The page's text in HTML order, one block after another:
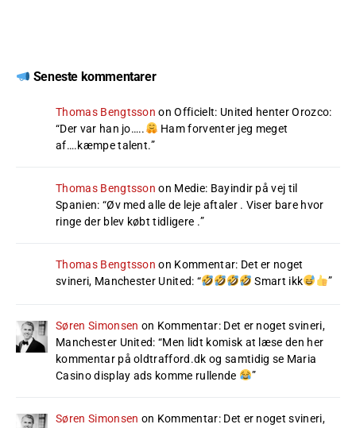
Seneste kommentarer
Thomas Bengtsson onOfficielt: United henter Orozco:
“Der var han jo…..
Ham forventer jeg meget
af….kæmpe talent.”
Thomas Bengtsson on Medie: Bayindir på vej til
Spanien: “Øv med alle de leje aftaler . Viser bare hvor
ringe der blev købt tidligere .”
Thomas Bengtsson on Kommentar: Det er noget
svineri, Manchester United: “ Smart ikk ”
Søren Simonsen on Kommentar: Det er noget svineri,
Manchester United: “Men lidt komisk at læse den her
kommentar på oldtrafford.dk og samtidig se Maria
Casino display ads komme rullende
”
Søren Simonsen on Kommentar: Det er noget svineri,